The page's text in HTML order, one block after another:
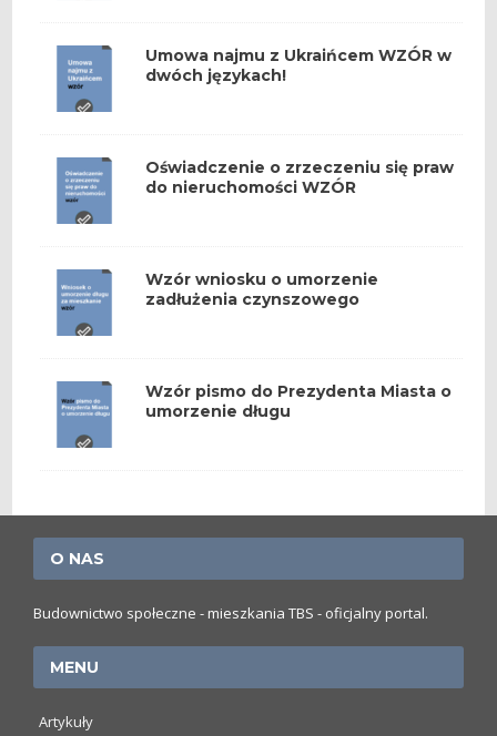
Umowa najmu z Ukraińcem WZÓR w
dwóch językach!
Oświadczenie o zrzeczeniu się praw
do nieruchomości WZÓR
Wzór wniosku o umorzenie
zadłużenia czynszowego
Wzór pismo do Prezydenta Miasta o
umorzenie długu
O NAS
Budownictwo społeczne - mieszkania TBS - oficjalny portal.
MENU
Artykuły